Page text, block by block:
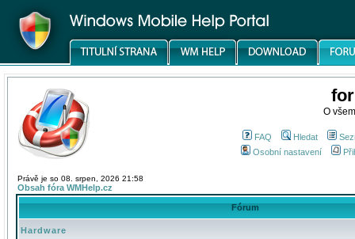
O
FAQ Hledat
Osobní nastavení
Právě je so 08. srpen, 2026 21:58
Obsah fóra WMHelp.cz
Fórum
Hardware